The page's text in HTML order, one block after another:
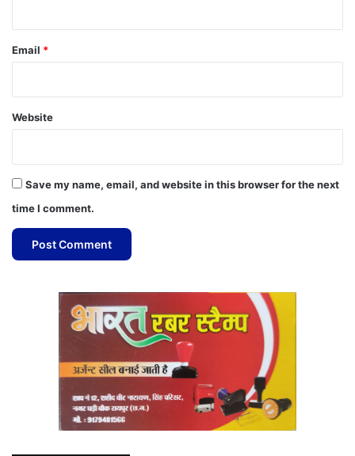
Email *
Website
Save my name, email, and website in this browser for the next
time I comment.